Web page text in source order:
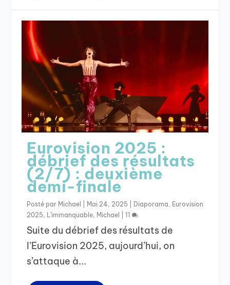
Eurovision 2025 :
débrief des résultats
(2/7) : deuxième
demi-finale
Posté par Michael Mai 24, 2025 Diaporama Eurovision
2025 L'immanquable Michael |11
Suite du débrief des résultats de
l’Eurovision 2025, aujourd’hui, on
s’attaque à...